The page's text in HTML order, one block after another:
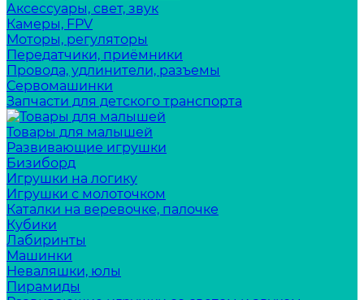
Аксессуары, свет, звук
Камеры, FPV
Моторы, регуляторы
Передатчики, приёмники
Провода, удлинители, разъемы
Сервомашинки
Запчасти для детского транспорта
Товары для малышей
Развивающие игрушки
Бизиборд
Игрушки на логику
Игрушки с молоточком
Каталки на веревочке, палочке
Кубики
Лабиринты
Машинки
Неваляшки, юлы
Пирамиды